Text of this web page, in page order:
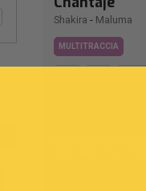
Shakira - Maluma
MULTITRACCIA